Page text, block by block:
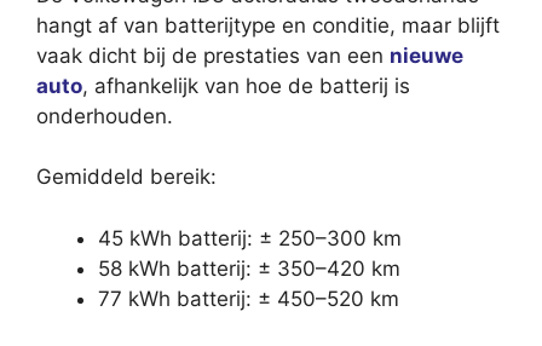
hangt af van batterijtype en conditie, maar blijft
vaak dicht bij de prestaties van een nieuwe
auto, afhankelijk van hoe de batterij is
onderhouden.
Gemiddeld bereik:
45 kWh batterij: ± 250–300 km
58 kWh batterij: ± 350–420 km
77 kWh batterij: ± 450–520 km